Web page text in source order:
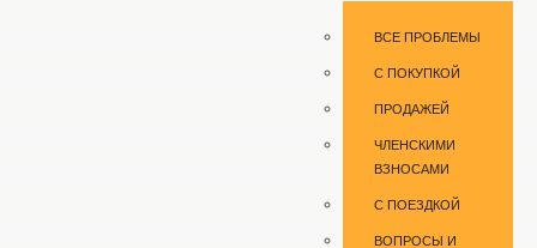
ВСЕ ПРОБЛЕМЫ
С ПОКУПКОЙ
ПРОДАЖЕЙ
ЧЛЕНСКИМИ
ВЗНОСАМИ
С ПОЕЗДКОЙ
ВОПРОСЫ И